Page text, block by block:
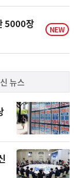
5000장
NEW
뉴스